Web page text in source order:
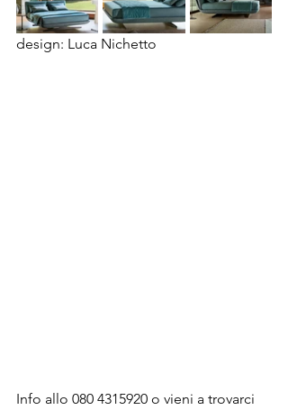
design: Luca Nichetto
Info allo 080 4315920 o vieni a trovarci